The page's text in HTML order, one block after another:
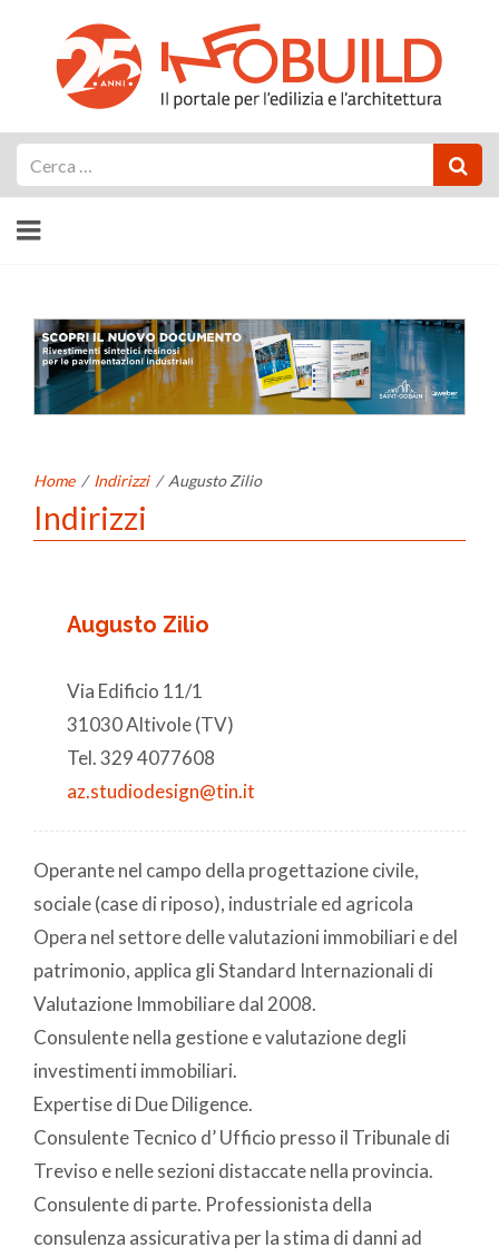
Home / Indirizzi / Augusto Zilio
Indirizzi
Augusto Zilio
Via Edificio 11/1
31030 Altivole (TV)
Tel. 329 4077608
az.studiodesign@tin.it
Operante nel campo della progettazione civile,
sociale (case di riposo), industriale ed agricola
Opera nel settore delle valutazioni immobiliari e del
patrimonio, applica gli Standard Internazionali di
Valutazione Immobiliare dal 2008.
Consulente nella gestione e valutazione degli
investimenti immobiliari.
Expertise di Due Diligence.
Consulente Tecnico d’ Ufficio presso il Tribunale di
Treviso e nelle sezioni distaccate nella provincia.
Consulente di parte. Professionista della
consulenza assicurativa per la stima di danni ad